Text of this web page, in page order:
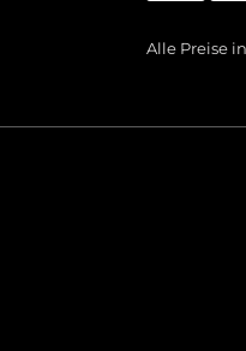
Alle Preise